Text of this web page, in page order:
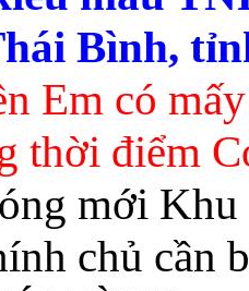
Bình,
Em có
thời điểm
mới
chủ